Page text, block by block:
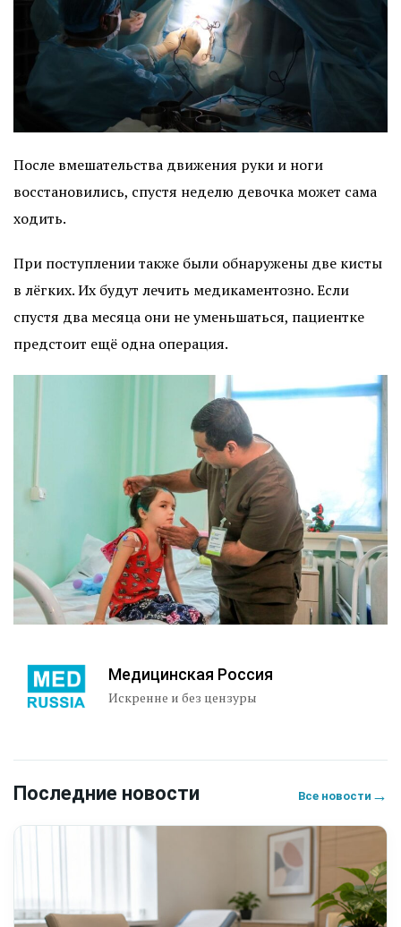
После вмешательства движения руки и ноги
восстановились, спустя неделю девочка может сама
ходить.
При поступлении также были обнаружены две кисты
в лёгких. Их будут лечить медикаментозно. Если
спустя два месяца они не уменьшаться, пациентке
предстоит ещё одна операция.
Медицинская Россия
Искренне и без цензуры
Последние новости Все новости →